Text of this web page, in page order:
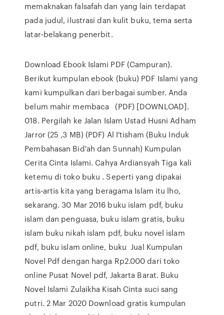
memaknakan falsafah dan yang lain terdapat
pada judul, ilustrasi dan kulit buku, tema serta
latar-belakang penerbit.
Download Ebook Islami PDF (Campuran).
Berikut kumpulan ebook (buku) PDF Islami yang
kami kumpulkan dari berbagai sumber. Anda
belum mahir membaca (PDF) [DOWNLOAD].
018. Pergilah ke Jalan Islam Ustad Husni Adham
Jarror (25 ,3 MB) (PDF) Al I'tisham (Buku Induk
Pembahasan Bid'ah dan Sunnah) Kumpulan
Cerita Cinta Islami. Cahya Ardiansyah Tiga kali
ketemu di toko buku . Seperti yang dipakai
artis-artis kita yang beragama Islam itu lho,
sekarang. 30 Mar 2016 buku islam pdf, buku
islam dan penguasa, buku islam gratis, buku
islam buku nikah islam pdf, buku novel islam
pdf, buku islam online, buku Jual Kumpulan
Novel Pdf dengan harga Rp2.000 dari toko
online Pusat Novel pdf, Jakarta Barat. Buku
Novel Islami Zulaikha Kisah Cinta suci sang
putri. 2 Mar 2020 Download gratis kumpulan